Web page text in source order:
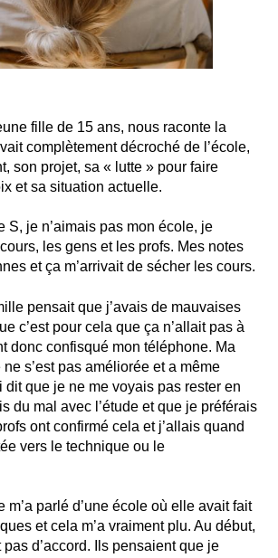
fille de 15 ans, nous raconte la
complètement décroché de l’école,
son projet, sa « lutte » pour faire
et sa situation actuelle.
S, je n’aimais pas mon école, je
les gens et les profs. Mes notes
et ça m’arrivait de sécher les cours.
pensait que j’avais de mauvaises
c’est pour cela que ça n’allait pas à
donc confisqué mon téléphone. Ma
s’est pas améliorée et a même
dit que je ne me voyais pas rester en
du mal avec l’étude et que je préférais
ont confirmé cela et j’allais quand
vers le technique ou le
m’a parlé d’une école où elle avait fait
et cela m’a vraiment plu. Au début,
pas d’accord. Ils pensaient que je